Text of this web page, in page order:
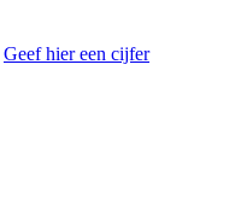
Geef hier een cijfer